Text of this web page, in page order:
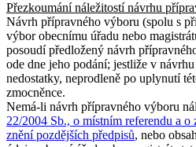
Přezkoumání náležitostí návrhu
Návrh přípravného výboru (spolu s
výbor obecnímu úřadu nebo
posoudí předložený návrh
ode dne jeho podání; jestliže v
nedostatky, neprodleně po uplynutí
zmocněnce.
Nemá-li návrh přípravného výboru
22/2004 Sb., o místním referendu a o
znění pozdějších předpisů, nebo